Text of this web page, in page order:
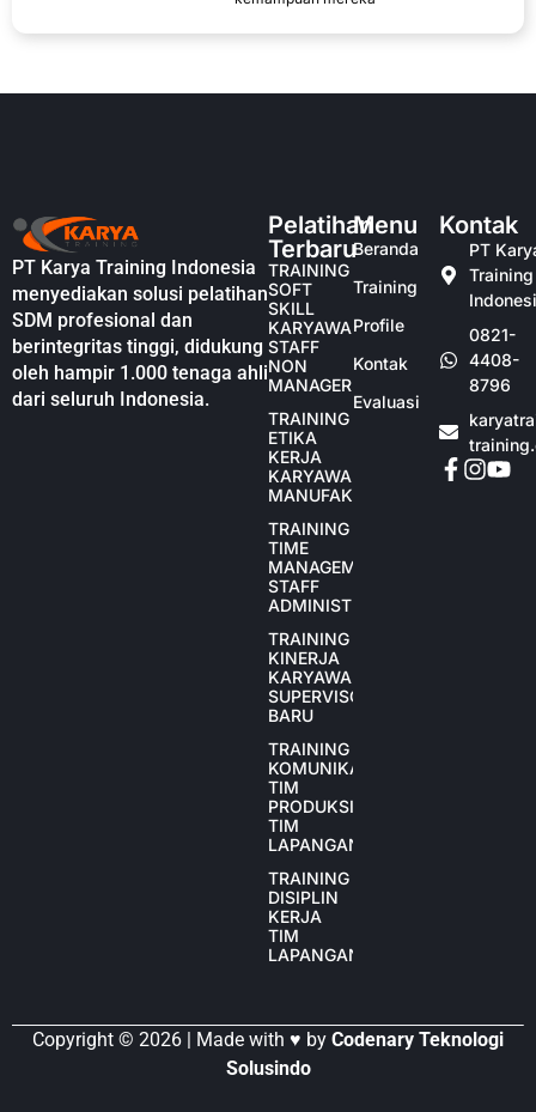
PT Karya Training Indonesia
menyediakan solusi pelatihan
SDM profesional dan
berintegritas tinggi, didukung
oleh hampir 1.000 tenaga ahli
dari seluruh Indonesia.
Pelatihan
Terbaru
TRAINING
SOFT
SKILL
KARYAWAN
STAFF
NON
MANAGER
TRAINING
ETIKA
KERJA
KARYAWAN
MANUFAKTUR
TRAINING
TIME
MANAGEMENT
STAFF
ADMINISTRASI
TRAINING
KINERJA
KARYAWAN
SUPERVISOR
BARU
TRAINING
KOMUNIKASI
TIM
PRODUKSI
TIM
LAPANGAN
TRAINING
DISIPLIN
KERJA
TIM
LAPANGAN
Menu
Beranda
Training
Profile
Kontak
Evaluasi
Kontak
PT
Training
0821-
4408-
8796
Copyright © 2026 | Made with ♥ by Codenary Teknologi
Solusindo